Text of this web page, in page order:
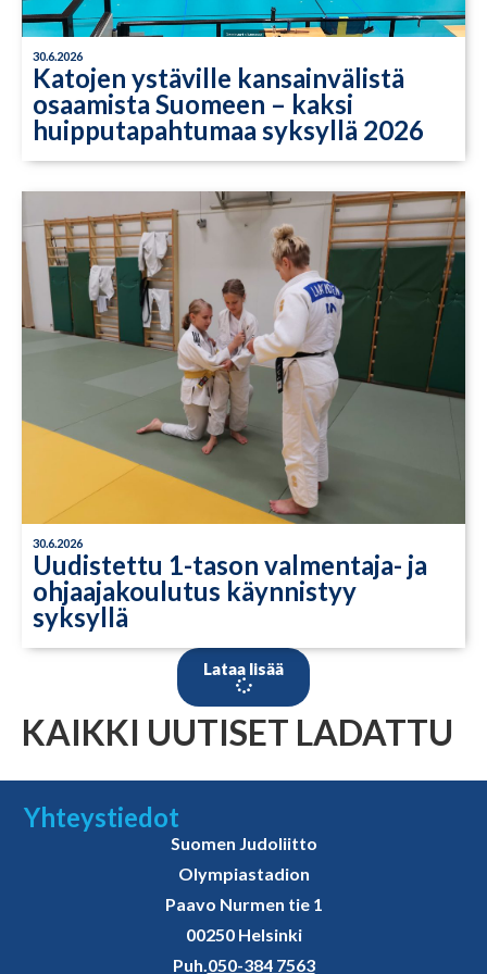
30.6.2026
Katojen ystäville kansainvälistä
osaamista Suomeen – kaksi
huipputapahtumaa syksyllä 2026
30.6.2026
Uudistettu 1-tason valmentaja- ja
ohjaajakoulutus käynnistyy
syksyllä
Lataa lisää
KAIKKI UUTISET LADATTU
Yhteystiedot
Suomen Judoliitto
Olympiastadion
Paavo Nurmen tie 1
00250 Helsinki
Puh. 050-384 7563